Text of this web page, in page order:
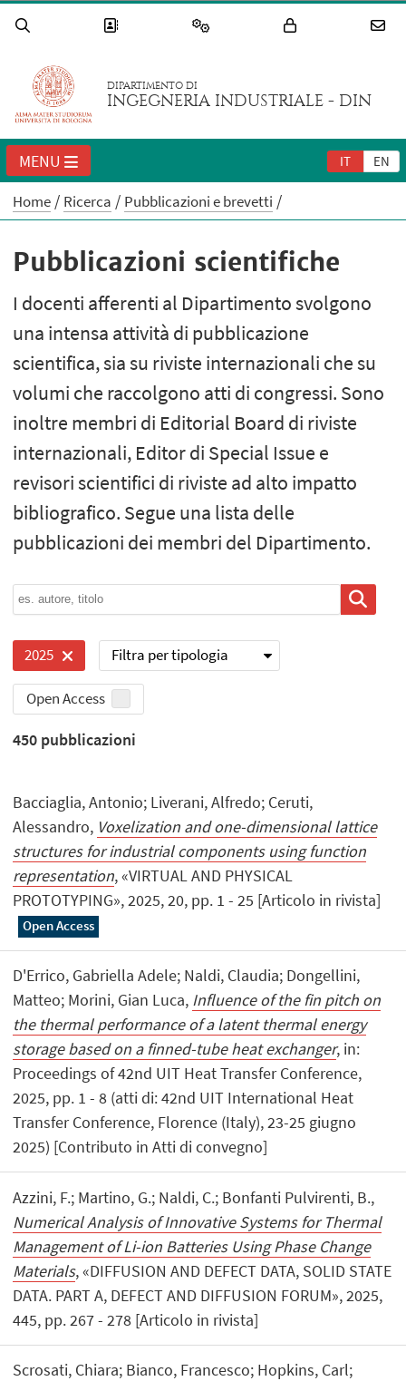
DIPARTIMENTO DI
INGEGNERIA INDUSTRIALE - DIN
IT EN
MENU
Home Ricerca Pubblicazioni e brevetti
Pubblicazioni scientifiche
I docenti afferenti al Dipartimento svolgono
una intensa attività di pubblicazione
scientifica, sia su riviste internazionali che su
volumi che raccolgono atti di congressi. Sono
inoltre membri di Editorial Board di riviste
internazionali, Editor di Special Issue e
revisori scientifici di riviste ad alto impatto
bibliografico. Segue una lista delle
pubblicazioni dei membri del Dipartimento.
2025 Filtra per tipologia
Open Access
450 pubblicazioni
Bacciaglia, Antonio; Liverani, Alfredo; Ceruti,
Alessandro, Voxelization and one-dimensional lattice
structures for industrial components using function
representation, «VIRTUAL AND PHYSICAL
PROTOTYPING», 2025, 20, pp. 1 - 25 [Articolo in rivista]
Open Access
D'Errico, Gabriella Adele; Naldi, Claudia; Dongellini,
Matteo; Morini, Gian Luca, Influence of the fin pitch on
the thermal performance of a latent thermal energy
storage based on a finned-tube heat exchanger, in:
Proceedings of 42nd UIT Heat Transfer Conference,
2025, pp. 1 - 8 (atti di: 42nd UIT International Heat
Transfer Conference, Florence (Italy), 23-25 giugno
2025) [Contributo in Atti di convegno]
Azzini, F.; Martino, G.; Naldi, C.; Bonfanti Pulvirenti, B.,
Numerical Analysis of Innovative Systems for Thermal
Management of Li-ion Batteries Using Phase Change
Materials, «DIFFUSION AND DEFECT DATA, SOLID STATE
DATA. PART A, DEFECT AND DIFFUSION FORUM», 2025,
445, pp. 267 - 278 [Articolo in rivista]
Scrosati, Chiara; Bianco, Francesco; Hopkins, Carl;